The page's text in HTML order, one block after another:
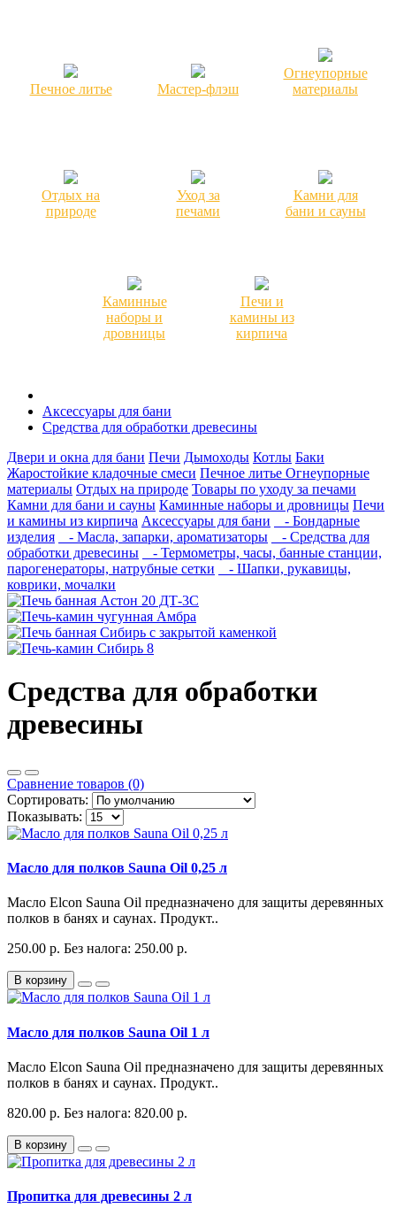
Печное литье Мастер-флэш
Огнеупорные
материалы
Отдых на
природе
Уход за
печами
Камни для
бани и сауны
Каминные
наборы и
дровницы
Печи и
камины из
кирпича
Аксессуары для бани
Средства для обработки древесины
Двери и окна для бани Печи Дымоходы Котлы Баки
Жаростойкие кладочные смеси Печное литье Огнеупорные
материалы Отдых на природе Товары по уходу за печами
Камни для бани и сауны Каминные наборы и дровницы Печи
и камины из кирпича Аксессуары для бани
- Бондарные
изделия
- Масла, запарки, ароматизаторы
- Средства для
обработки древесины
- Термометры, часы, банные станции,
парогенераторы, натрубные сетки
- Шапки, рукавицы,
коврики, мочалки
Средства для обработки
древесины
Сравнение товаров (0)
Сортировать:
Показывать:
Масло для полков Sauna Oil 0,25 л
Масло Elcon Sauna Oil предназначено для защиты деревянных
полков в банях и саунах. Продукт..
250.00 р. Без налога: 250.00 р.
В корзину
Масло для полков Sauna Oil 1 л
Масло Elcon Sauna Oil предназначено для защиты деревянных
полков в банях и саунах. Продукт..
820.00 р. Без налога: 820.00 р.
В корзину
Пропитка для древесины 2 л